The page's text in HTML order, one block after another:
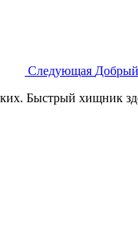
Следующая Добрый
Быстрый хищник